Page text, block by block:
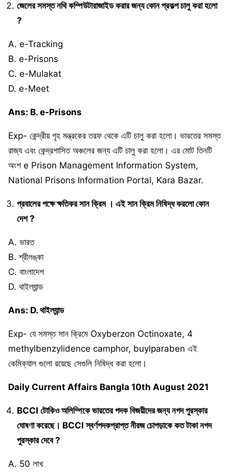
জেলের সমস্ত নথি কম্পিউটারাজাইড করার জন্য কোন প্রকল্প চালু করা হলো
?
A. e-Tracking
B. e-Prisons
C. e-Mulakat
D. e-Meet
Ans: B. e-Prisons
Exp- কেন্দ্রীয় গৃহ মন্ত্রকের তরফ থেকে এটি চালু করা হলো। ভারতের সমস্ত
রাজ্য এবং কেন্দ্রশাসিত অঞ্চলের জন্য এটি চালু করা হলো। এর মোট তিনটি
অংশ e Prison Management Information System,
National Prisons Information Portal, Kara Bazar.
প্রবালের পক্ষে ক্ষতিকর সান ক্রিম । এই সান ক্রিম নিষিদ্ধ করলো কোন
দেশ ?
A. ভারত
B. শ্রীলঙ্কা
C. বাংলাদেশ
D. থাইল্যান্ড
Ans: D. থাইল্যান্ড
Exp- যে সমস্ত সান ক্রিমে Oxyberzon Octinoxate, 4
methylbenzylidence camphor, buylparaben এই
কেমিক্যাল গুলো রয়েছে সেগুলি নিষিদ্ধ করা হলো।
Daily Current Affairs Bangla 10th August 2021
BCCI টোকিও অলিম্পিকে ভারতের পদক বিজয়ীদের জন্য নগদ পুরস্কার
ঘোষণা করেছে। BCCI স্বর্ণপদকপ্রাপ্ত নীরজ চোপড়াকে কত টাকা নগদ
পুরস্কার দেবে ?
A. 50 লাখ